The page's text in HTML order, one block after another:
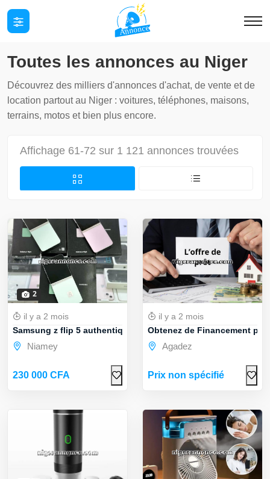
Toutes les annonces au Niger
Découvrez des milliers d'annonces d'achat, de vente et de
location partout au Niger : voitures, téléphones, maisons,
terrains, motos et bien plus encore.
Affichage 61-72 sur 1 121 annonces trouvées
2
il y a 2 mois
Samsung z flip 5 authentique
Niamey
230 000 CFA
il y a 2 mois
Obtenez de Financement
Agadez
Prix non spécifié